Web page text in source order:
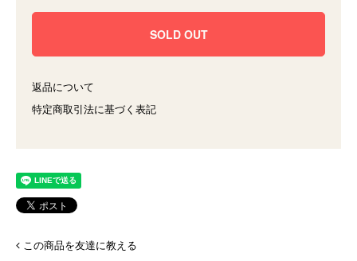
返品について
特定商取引法に基づく表記
この商品を友達に教える